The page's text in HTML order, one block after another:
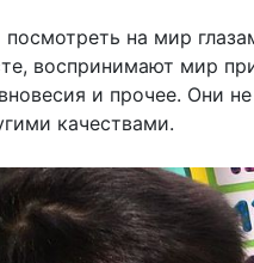
посмотреть на мир
воспринимают мир
и прочее. Они
качествами.